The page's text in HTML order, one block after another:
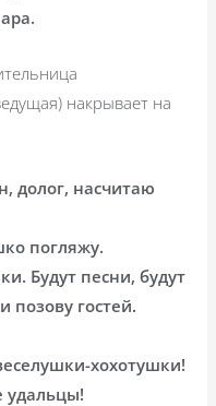
накрывает на
долог, насчитаю
погляжу.
Будут песни, будут
позову гостей.
хохотушки!
удальцы!